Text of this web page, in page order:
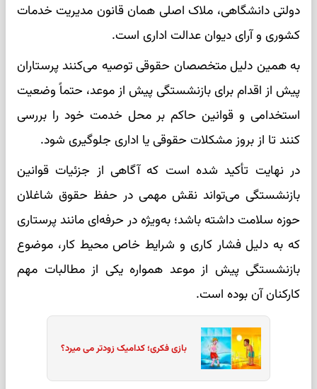
دولتی دانشگاهی، ملاک اصلی همان قانون مدیریت خدمات
کشوری و آرای دیوان عدالت اداری است.
به همین دلیل متخصصان حقوقی توصیه می‌کنند پرستاران
پیش از اقدام برای بازنشستگی پیش از موعد، حتماً وضعیت
استخدامی و قوانین حاکم بر محل خدمت خود را بررسی
کنند تا از بروز مشکلات حقوقی یا اداری جلوگیری شود.
در نهایت تأکید شده است که آگاهی از جزئیات قوانین
بازنشستگی می‌تواند نقش مهمی در حفظ حقوق شاغلان
حوزه سلامت داشته باشد؛ به‌ویژه در حرفه‌ای مانند پرستاری
که به دلیل فشار کاری و شرایط خاص محیط کار، موضوع
بازنشستگی پیش از موعد همواره یکی از مطالبات مهم
کارکنان آن بوده است.
بازی فکری؛ کدامیک زودتر می میرد؟